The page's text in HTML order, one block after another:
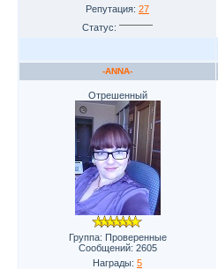
Репутация: 27
Статус:
-ANNA-
Отрешенный
Группа: Проверенные
Сообщений: 2605
Награды: 5